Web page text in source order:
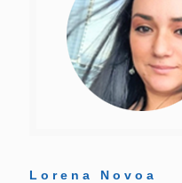
Lorena Novoa